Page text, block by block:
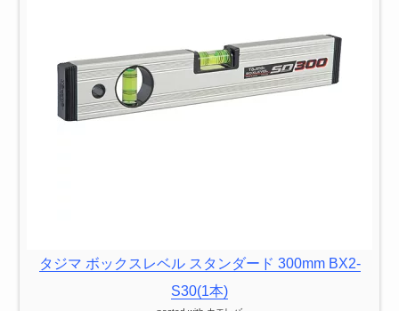
タジマ ボックスレベル スタンダード 300mm BX2-
S30(1本)